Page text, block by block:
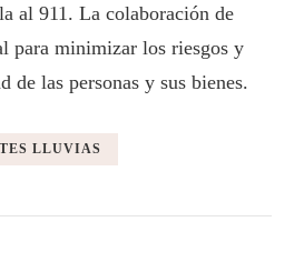
al 911. La colaboración de
para minimizar los riesgos y
de las personas y sus bienes.
LLUVIAS